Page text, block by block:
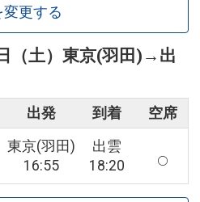
変更する
土） 東京(羽田) → 出
出発 到着 空席
東京(羽田)
16:55
出雲
18:20